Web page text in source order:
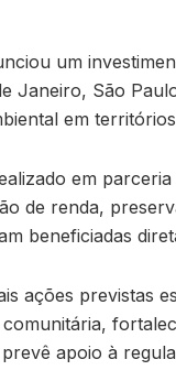
um
Janeiro, São
em
em
de renda,
beneficiadas
ações previstas
apoio à